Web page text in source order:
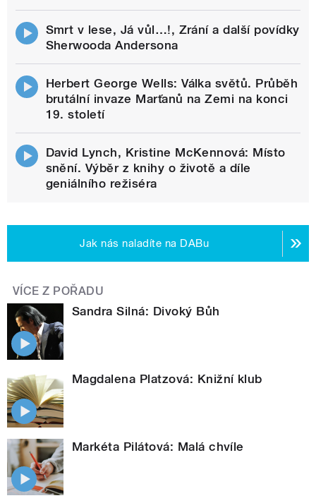
Smrt v lese, Já vůl…!, Zrání a další povídky
Sherwooda Andersona
Herbert George Wells: Válka světů. Průběh
brutální invaze Marťanů na Zemi na konci
19. století
David Lynch, Kristine McKennová: Místo
snění. Výběr z knihy o životě a díle
geniálního režiséra
Jak nás naladíte na DABu
VÍCE Z POŘADU
Sandra Silná: Divoký Bůh
Magdalena Platzová: Knižní klub
Markéta Pilátová: Malá chvíle